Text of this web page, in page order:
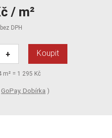
/ m²
DPH
+ Koupit
m² = 1 295 Kč
GoPay, Dobírka )